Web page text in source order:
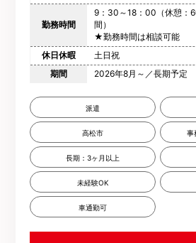
勤務時間
9：30～18：00（休憩：
間）
★勤務時間は相談可能
休日休暇
土日祝
期間
2026年8月～／長期予定
派遣
高松市 事
長期：3ヶ月以上
未経験OK
車通勤可